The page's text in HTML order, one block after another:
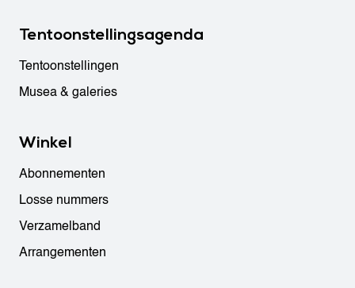
Tentoonstellingsagenda
Tentoonstellingen
Musea & galeries
Winkel
Abonnementen
Losse nummers
Verzamelband
Arrangementen